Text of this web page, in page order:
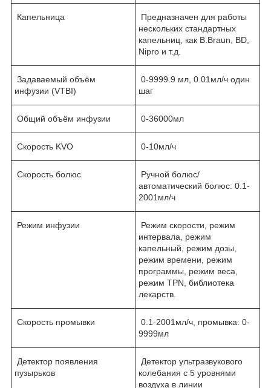
Капельница
Предназначен для работы
нескольких стандартных
капельниц, как B.Braun, BD,
Nipro и т.д.
Задаваемый объём
инфузии (VTBI)
0-9999.9 мл, 0.01мл/ч один
шаг
Общий объём инфузии 0-36000мл
Скорость KVO 0-10мл/ч
Скорость болюс
Ручной болюс/
автоматический болюс: 0.1-
2001мл/ч
Режим инфузии
Режим скорости, режим
интервала, режим
капельный, режим дозы,
режим времени, режим
программы, режим веса,
режим TPN, библиотека
лекарств.
Скорость промывки
0.1-2001мл/ч, промывка: 0-
9999мл
Детектор появления
пузырьков
Детектор ультразвукового
колебания с 5 уровнями
воздуха в линии